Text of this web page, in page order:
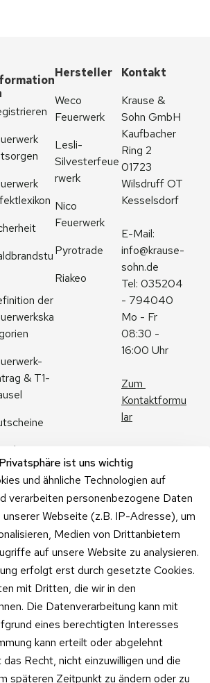
ist uns wichtig
und ähnliche Technologien auf
verarbeiten personenbezogene Daten
unserer Webseite (z.B. IP-Adresse), um
Medien von Drittanbietern
auf unsere Website zu analysieren.
erfolgt erst durch gesetzte Cookies.
mit Dritten, die wir in den
Die Datenverarbeitung kann mit
eines berechtigten Interesses
kann erteilt oder abgelehnt
Recht, nicht einzuwilligen und die
späteren Zeitpunkt zu ändern oder zu
der
& T1-
kaufen
Hersteller
Weco
Feuerwerk
Lesli-
Silvesterfeue
rwerk
Nico
Feuerwerk
Pyrotrade
Riakeo
Kontakt
Krause &
Sohn GmbH
Kaufbacher
Ring 2
01723
Wilsdruff OT
Kesselsdorf
info@krause-
sohn.de
Tel: 035204
- 794040
Mo - Fr
08:30 -
16:00 Uhr
Zum
Kontaktformu
lar